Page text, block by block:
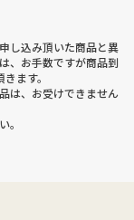
し込み頂いた商品と異
、お手数ですが商品到
ます。
は、お受けできません
。